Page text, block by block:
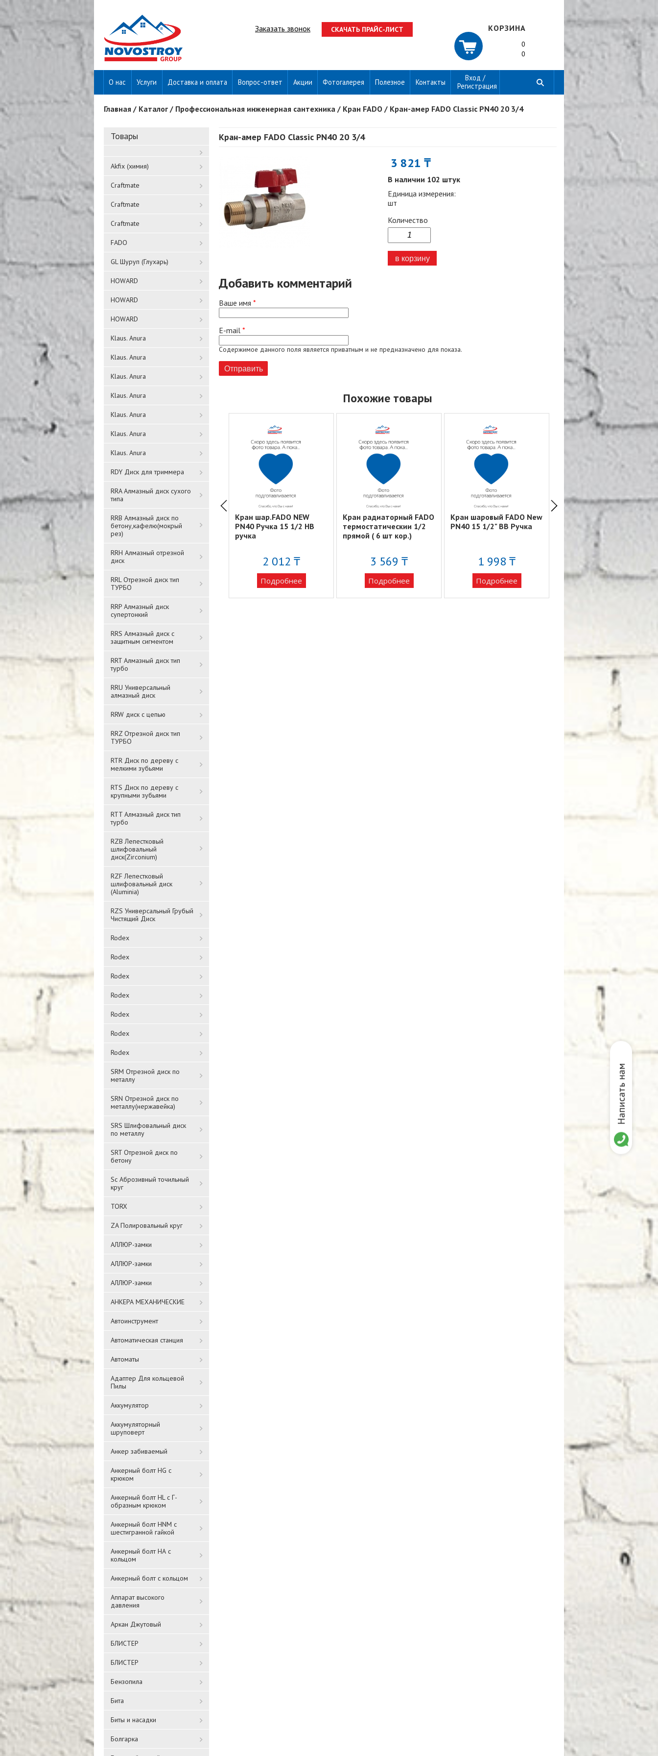
Заказать звонок СКАЧАТЬ ПРАЙС-ЛИСТ КОРЗИНА
0
0
О нас Услуги Доставка и оплата Вопрос-ответ Акции Фотогалерея Полезное Контакты
Вход /
Регистрация
Вы здесь
Главная / Каталог / Профессиональная инженерная сантехника / Кран FADO / Кран-амер FADO Classic PN40 20 3/4
Товары
Akfix (химия)
Craftmate
Craftmate
Craftmate
FADO
GL Шуруп (Глухарь)
HOWARD
HOWARD
HOWARD
Klaus. Anura
Klaus. Anura
Klaus. Anura
Klaus. Anura
Klaus. Anura
Klaus. Anura
Klaus. Anura
RDY Диск для триммера
RRA Алмазный диск сухого
типа
RRB Алмазный диск по
бетону,кафелю(мокрый
рез)
RRH Алмазный отрезной
диск
RRL Отрезной диск тип
ТУРБО
RRP Алмазный диск
супертонкий
RRS Алмазный диск с
защитным сигментом
RRT Алмазный диск тип
турбо
RRU Универсальный
алмазный диск
RRW диск с цепью
RRZ Отрезной диск тип
ТУРБО
RTR Диск по дереву с
мелкими зубьями
RTS Диск по дереву с
крупными зубьями
RTT Алмазный диск тип
турбо
RZB Лепестковый
шлифовальный
диск(Zirconium)
RZF Лепестковый
шлифовальный диск
(Aluminia)
RZS Универсальный Грубый
Чистящий Диск
Rodex
Rodex
Rodex
Rodex
Rodex
Rodex
Rodex
SRM Отрезной диск по
металлу
SRN Отрезной диск по
металлу(нержавейка)
SRS Шлифовальный диск
по металлу
SRT Отрезной диск по
бетону
Sc Аброзивный точильный
круг
TORX
ZA Полировальный круг
АЛЛЮР-замки
АЛЛЮР-замки
АЛЛЮР-замки
АНКЕРА МЕХАНИЧЕСКИЕ
Автоинструмент
Автоматическая станция
Автоматы
Адаптер Для кольцевой
Пилы
Аккумулятор
Аккумуляторный
шруповерт
Анкер забиваемый
Анкерный болт HG с
крюком
Анкерный болт HL с Г-
образным крюком
Анкерный болт HNM с
шестигранной гайкой
Анкерный болт НА с
кольцом
Анкерный болт с кольцом
Аппарат высокого
давления
Аркан Джутовый
БЛИСТЕР
БЛИСТЕР
Бензопила
Бита
Биты и насадки
Болгарка
Кран-амер FADO Classic PN40 20 3/4
3 821 ₸
В наличии 102 штук
Единица измерения:
шт
Количество
Добавить комментарий
Ваше имя *
E-mail *
Содержимое данного поля является приватным и не предназначено для показа.
Похожие товары
Монтажный комплект
для радиаторов FADO
1 604 ₸
Подробнее
Кран шар.FADO New
PN40 15 1/2 " ВН
2 087 ₸
Подробнее
Кран шар.FADO NEW
PN40 Ручка 15 1/2 НВ
ручка
2 012 ₸
Подробнее
Кран радиаторный FADO
термостатическии 1/2
прямой ( 6 шт кор.)
3 569 ₸
Подробнее
Кран шаровый FADO New
PN40 15 1/2" ВВ Ручка
1 998 ₸
Подробнее
Кран шаровый FADO
Classic PN40 20 3/4" ВВ
3 137 ₸
Подробнее
Написать нам